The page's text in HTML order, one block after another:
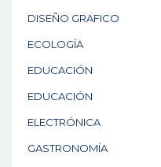
DISEÑO GRAFICO
ECOLOGÍA
EDUCACIÓN
EDUCACIÓN
ELECTRÓNICA
GASTRONOMÍA